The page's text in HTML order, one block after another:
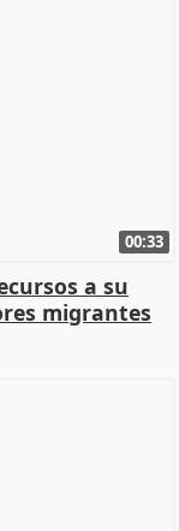
00:33
a su
migrantes